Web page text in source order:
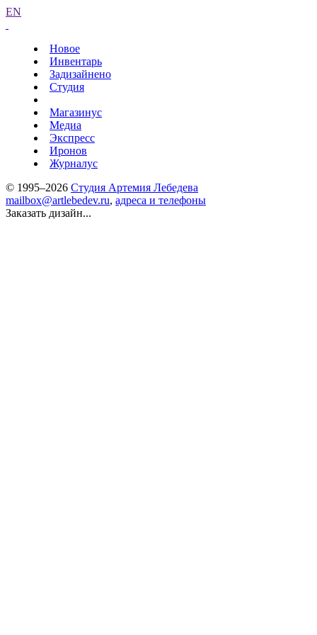
EN
Новое
Инвентарь
Задизайнено
Студия
Магазинус
Медиа
Экспресс
Иронов
Журналус
© 1995–2026 Студия Артемия Лебедева
mailbox@artlebedev.ru, адреса и телефоны
Заказать дизайн...